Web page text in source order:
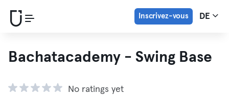
Inscrivez-vous DE
Bachatacademy - Swing Base
No ratings yet